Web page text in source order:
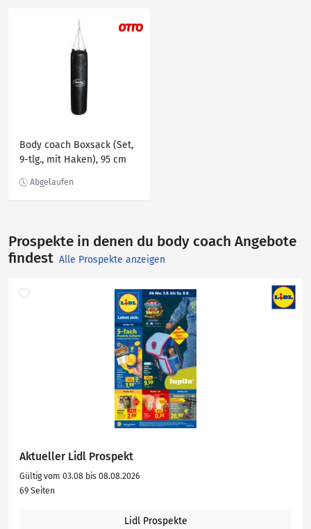
Body coach Boxsack (Set,
9-tlg., mit Haken), 95 cm
Deckenmontage, Schwarz
Prospekte in denen du body coach Angebote
findest Alle Prospekte anzeigen
Aktueller Lidl Prospekt
Gültig vom 03.08 bis 08.08.2026
69 Seiten
Lidl Prospekte